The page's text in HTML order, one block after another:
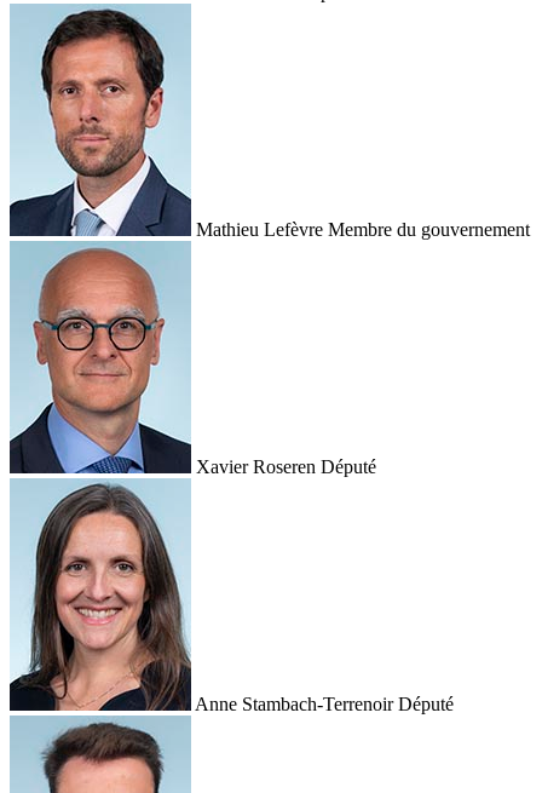
Mathieu Lefèvre Membre du gouvernement
Xavier Roseren Député
Anne Stambach-Terrenoir Député